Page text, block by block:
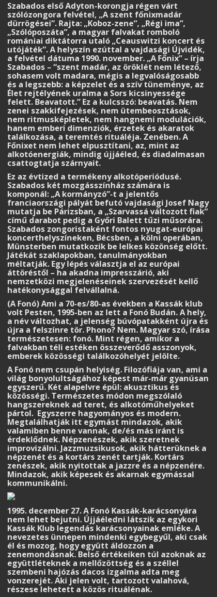
Szabados első Adyton-korongja régen várt
szólózongora felvétel, „A szent főnixmadár
dürrögései”. Rajta: „Koboz-zene”, „Régi ima”,
„Szólóposzáta”, a magyar falvakat romboló
romániai diktátorra utaló „Ceauswitzi koncert és
utójáték”. A helyszín ezúttal a vajdasági Újvidék,
a felvétel dátuma 1990. november. „A Főnix” – írja
Szabados – “szent madár, az öröklét nem létező,
sohasem volt madara, mégis a legvalóságosabb
és a legszebb: a képzelet és a szív tüneménye, az
Élet rejtélyének uralma a Sors kicsinyessége
felett. Beavatott.” Ez a kulcsszó: beavatás. Nem
zenei szakkifejezések, nem ütembeosztások,
nem ritmusképletek, nem hangnemi modulációk,
hanem emberi dimenziók, érzetek és akaratok
találkozása, a teremtés rituáléja. Zenében. A
Főnixet nem lehet elpusztítani, az, mint az
alkotóenergiák, mindig újjáéled, és diadalmasan
csattogtatja szárnyait.
Ez az évtized a termékeny alkotóperiódusé.
Szabados két mozgásszínház számára is
komponál: „A kormányzó”-t a jelentős
franciaországi pályát befutó vajdasági Josef Nagy
mutatja be Párizsban, a „Szarvassá változott fiak”
című darabot pedig a Győri Balett tűzi műsorára.
Szabados zongoristaként fontos nyugat-európai
koncerthelyszíneken, Bécsben, a kölni operában,
Münsterben mutatkozik be lelkes közönség előtt.
Játékát szaklapokban, tanulmányokban
méltatják. Egy lépés választja el az európai
áttöréstől – ha akadna impresszárió, aki
nemzetközi megjelenéseinek szervezését kellő
hatékonysággal felvállalná.
(A Fonó) Ami a 70-es/80-as években a Kassák klub
volt Pesten, 1995-ben az lett a Fonó Budán. A hely,
a név változhat, a jelenség búvópatakként újra és
újra a felszínre tör. Phono? Nem. Magyar szó, írása
természetesen: fonó. Mint régen, amikor a
falvakban téli estéken összeverődő asszonyok,
emberek közösségi találkozóhelyét jelölte.
A Fonó nem csupán helyiség. Filozófiája van, ami a
világ bonyolultságához képest már-már gyanúsan
egyszerű. Két alapelvre épül: akusztikus és
közösségi. Természetes módon megszólaló
hangszereknek ad teret, és alkotóműhelyeket
pártol. Egyszerre hagyományos és modern.
Megtalálhatják itt egymást mindazok, akik
valamiben benne vannak, de/és más iránt is
érdeklődnek. Népzenészek, akik szeretnek
improvizálni. Jazzmuzsikusok, akik hátterüknek a
népzenét és a kortárs zenét tartják. Kortárs
zenészek, akik nyitottak a jazzre és a népzenére.
Mindazok, akik képesek és akarnak egymással
kommunikálni.
1995. december 27. A Fonó Kassák-karácsonyára
nem lehet bejutni. Újjáéledni látszik az egykori
Kassák Klub legendás karácsonyainak emléke. A
nevezetes ünnepen mindenki egybegyűl, aki csak
él és mozog, hogy együtt áldozzon a
zenemondásnak. Belső értékeiken túl azoknak az
együttléteknek a mellőzöttség és a széllel
szembeni hajózás dacos izgalma adta meg
vonzerejét. Aki jelen volt, tartozott valahová,
részese lehetett a közös rituálénak.